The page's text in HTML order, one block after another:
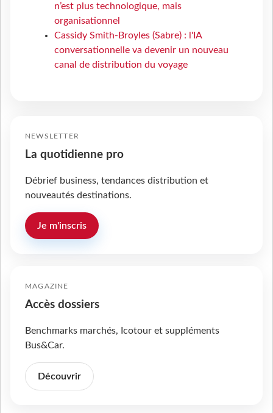
n’est plus technologique, mais
organisationnel
Cassidy Smith-Broyles (Sabre) : l'IA
conversationnelle va devenir un nouveau
canal de distribution du voyage
NEWSLETTER
La quotidienne pro
Débrief business, tendances distribution et
nouveautés destinations.
Je m'inscris
MAGAZINE
Accès dossiers
Benchmarks marchés, Icotour et suppléments
Bus&Car.
Découvrir